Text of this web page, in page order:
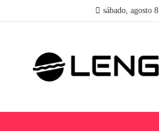
sábado, agosto 8